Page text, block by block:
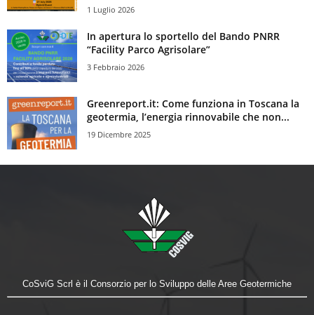
1 Luglio 2026
In apertura lo sportello del Bando PNRR
“Facility Parco Agrisolare”
3 Febbraio 2026
Greenreport.it: Come funziona in Toscana la
geotermia, l’energia rinnovabile che non...
19 Dicembre 2025
CoSviG Scrl è il Consorzio per lo Sviluppo delle Aree Geotermiche